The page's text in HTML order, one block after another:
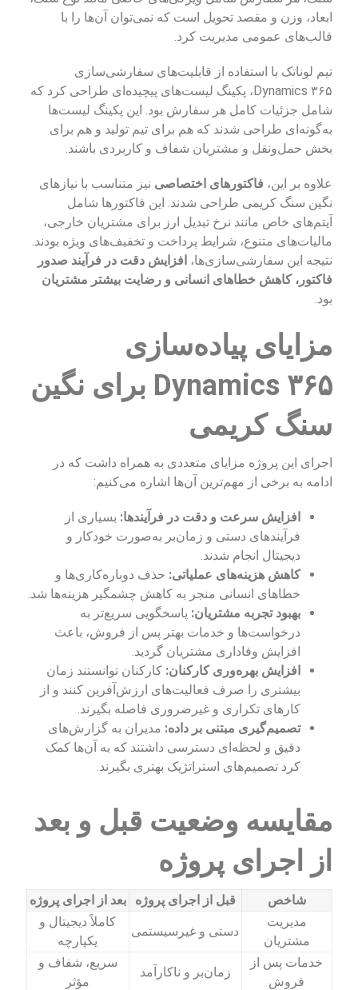
ابعاد، وزن و مقصد تحویل است که نمی‌توان آن‌ها را با
قالب‌های عمومی مدیریت کرد.
تیم لوناتک با استفاده از قابلیت‌های سفارشی‌سازی
Dynamics ۳۶۵، پکینگ لیست‌های پیچیده‌ای طراحی کرد که
شامل جزئیات کامل هر سفارش بود. این پکینگ لیست‌ها
به‌گونه‌ای طراحی شدند که هم برای تیم تولید و هم برای
بخش حمل‌ونقل و مشتریان شفاف و کاربردی باشند.
علاوه بر این، فاکتورهای اختصاصی نیز متناسب با نیازهای
نگین سنگ کریمی طراحی شدند. این فاکتورها شامل
آیتم‌های خاص مانند نرخ تبدیل ارز برای مشتریان خارجی،
مالیات‌های متنوع، شرایط پرداخت و تخفیف‌های ویژه بودند.
نتیجه این سفارشی‌سازی‌ها، افزایش دقت در فرآیند صدور
فاکتور، کاهش خطاهای انسانی و رضایت بیشتر مشتریان
بود.
مزایای پیاده‌سازی
Dynamics ۳۶۵ برای نگین
سنگ کریمی
اجرای این پروژه مزایای متعددی به همراه داشت که در
ادامه به برخی از مهم‌ترین آن‌ها اشاره می‌کنیم:
افزایش سرعت و دقت در فرآیندها: بسیاری از
فرآیندهای دستی و زمان‌بر به‌صورت خودکار و
دیجیتال انجام شدند.
کاهش هزینه‌های عملیاتی: حذف دوباره‌کاری‌ها و
خطاهای انسانی منجر به کاهش چشمگیر هزینه‌ها شد.
بهبود تجربه مشتریان: پاسخگویی سریع‌تر به
درخواست‌ها و خدمات بهتر پس از فروش، باعث
افزایش وفاداری مشتریان گردید.
افزایش بهره‌وری کارکنان: کارکنان توانستند زمان
بیشتری را صرف فعالیت‌های ارزش‌آفرین کنند و از
کارهای تکراری و غیرضروری فاصله بگیرند.
تصمیم‌گیری مبتنی بر داده: مدیران به گزارش‌های
دقیق و لحظه‌ای دسترسی داشتند که به آن‌ها کمک
کرد تصمیم‌های استراتژیک بهتری بگیرند.
مقایسه وضعیت قبل و بعد
از اجرای پروژه
شاخص قبل از اجرای پروژه
بعد از اجرای پروژه
مدیریت
مشتریان
دستی و غیرسیستمی
کاملاً دیجیتال و
یکپارچه
خدمات پس از
فروش
زمان‌بر و ناکارآمد
سریع، شفاف و
مؤثر